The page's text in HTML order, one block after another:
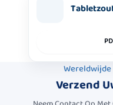
Verzend